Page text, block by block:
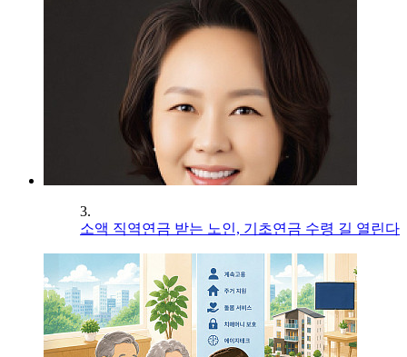
3.
소액 직역연금 받는 노인, 기초연금 수령 길 열린다